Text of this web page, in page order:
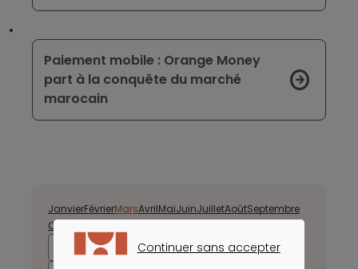
Paiement mobile : Orange Money
part à la conquête du marché
marocain
2024 2023
2022
JanvierFévrierMarsAvrilMaiJuinJuilletAoûtSeptembre
Octobre
Continuer sans accepter